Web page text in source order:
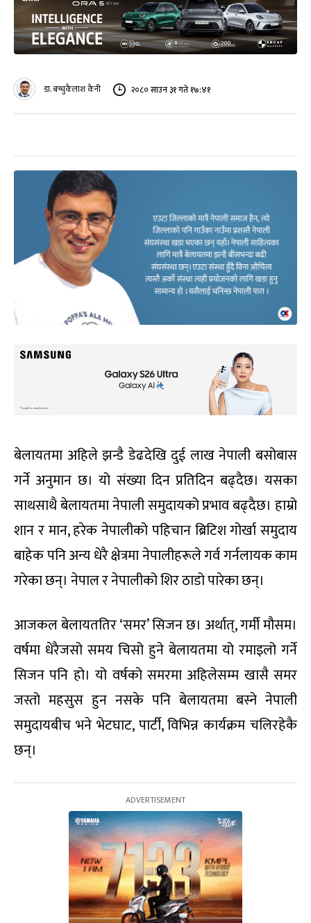
डा. बच्चुकैलाश कैनी २०८० साउन ३१ गते १७:४१
बेलायतमा अहिले झन्डै डेढदेखि दुई लाख नेपाली बसोबास
गर्ने अनुमान छ। यो संख्या दिन प्रतिदिन बढ्दैछ। यसका
साथसाथै बेलायतमा नेपाली समुदायको प्रभाव बढ्दैछ। हाम्रो
शान र मान, हरेक नेपालीको पहिचान ब्रिटिश गोर्खा समुदाय
बाहेक पनि अन्य धेरै क्षेत्रमा नेपालीहरूले गर्व गर्नलायक काम
गरेका छन्। नेपाल र नेपालीको शिर ठाडो पारेका छन्।
आजकल बेलायततिर ‘समर’ सिजन छ। अर्थात्, गर्मी मौसम।
वर्षमा धेरैजसो समय चिसो हुने बेलायतमा यो रमाइलो गर्ने
सिजन पनि हो। यो वर्षको समरमा अहिलेसम्म खासै समर
जस्तो महसुस हुन नसके पनि बेलायतमा बस्ने नेपाली
समुदायबीच भने भेटघाट, पार्टी, विभिन्न कार्यक्रम चलिरहेकै
छन्।